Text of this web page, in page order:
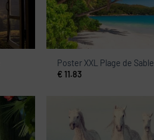
Poster XXL Plage de Sable
€ 11.83